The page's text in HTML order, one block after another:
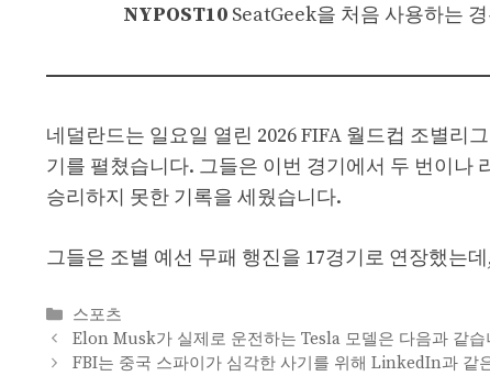
NYPOST10SeatGeek을 처음 사용하는
네덜란드는 일요일 열린 2026 FIFA 월드컵 조별리
기를 펼쳤습니다. 그들은 이번 경기에서 두 번이나
승리하지 못한 기록을 세웠습니다.
그들은 조별 예선 무패 행진을 17경기로 연장했는
Categories
스포츠
Elon Musk가 실제로 운전하는 Tesla 모델은 다음과 같습
FBI는 중국 스파이가 심각한 사기를 위해 LinkedIn과 같